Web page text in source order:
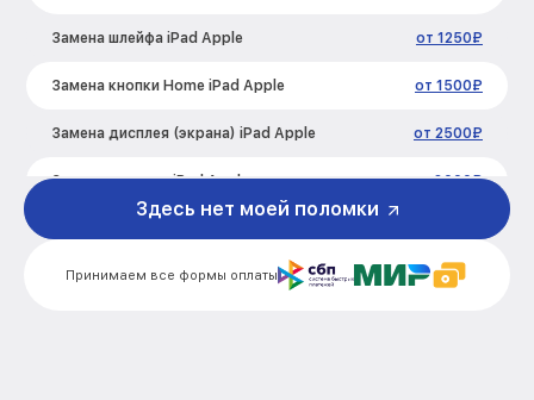
Замена шлейфа iPad Apple от 1250₽
Замена кнопки Home iPad Apple от 1500₽
Замена дисплея (экрана) iPad Apple от 2500₽
Замена корпуса iPad Apple от 3000₽
Замена камеры iPad Apple от 2000₽
Принимаем все формы оплаты
Здесь нет моей поломки